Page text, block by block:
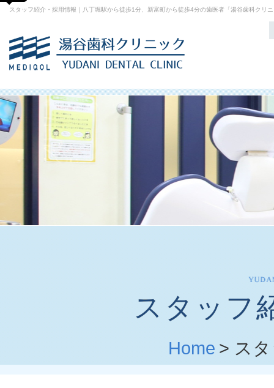
スタッフ紹介・採用情報｜八丁堀駅から徒歩1分、新富町から徒歩4分の歯医者「湯谷歯科クリ
スタッフ
Home > ス